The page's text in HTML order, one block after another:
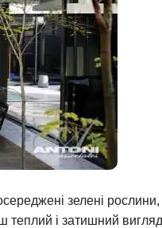
зелені рослини,
теплий і затишний